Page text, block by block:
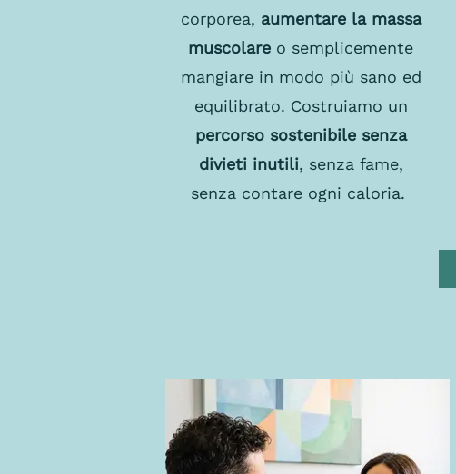
corporea, aumentare la massa
muscolare o semplicemente
mangiare in modo più sano ed
equilibrato. Costruiamo un
percorso sostenibile senza
divieti inutili, senza fame,
senza contare ogni caloria.